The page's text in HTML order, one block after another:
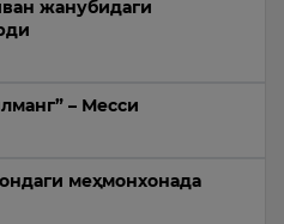
жанубидаги
– Месси
меҳмонхонада